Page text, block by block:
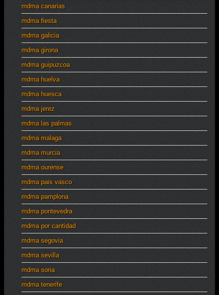
mdma canarias
mdma fiesta
mdma galicia
mdma girona
mdma guipuzcoa
mdma huelva
mdma huesca
mdma jerez
mdma las palmas
mdma malaga
mdma murcia
mdma ourense
mdma pais vasco
mdma pamplona
mdma pontevedra
mdma por cantidad
mdma segovia
mdma sevilla
mdma soria
mdma tenerife